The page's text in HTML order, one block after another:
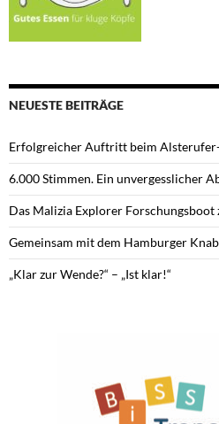
NEUESTE BEITRÄGE
Erfolgreicher Auftritt beim
6.000 Stimmen. Ein unvergesslicher
Das Malizia Explorer Forschungsboot
Gemeinsam mit dem Hamburger
„Klar zur Wende?“ – „Ist klar!“